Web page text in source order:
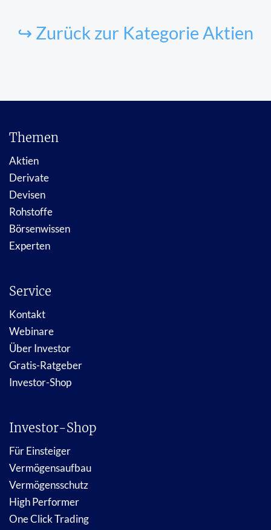
↪ Zurück zur Kategorie Aktien
Themen
Aktien
Derivate
Devisen
Rohstoffe
Börsenwissen
Experten
Service
Kontakt
Webinare
Über Investor
Gratis-Ratgeber
Investor-Shop
Investor-Shop
Für Einsteiger
Vermögensaufbau
Vermögensschutz
High Performer
One Click Trading